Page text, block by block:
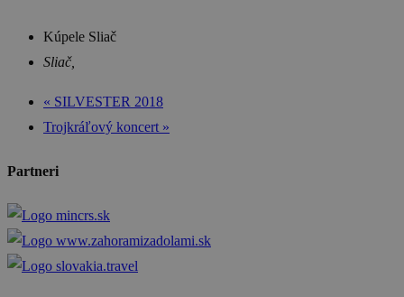
Kúpele Sliač
Sliač,
« SILVESTER 2018
Trojkráľový koncert »
Partneri